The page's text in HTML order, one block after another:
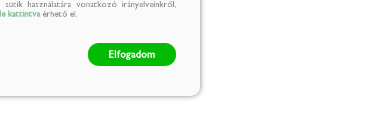
használatára vonatkozó irányelveinkről,
kattintvaérhető el.
Elfogadom